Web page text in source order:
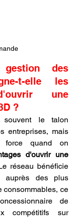
des
t-elle les
une
?
le talon
entreprises, mais
quand on
d'ouvrir une
réseau bénéficie
auprès des plus
consommables, ce
de
compétitifs sur